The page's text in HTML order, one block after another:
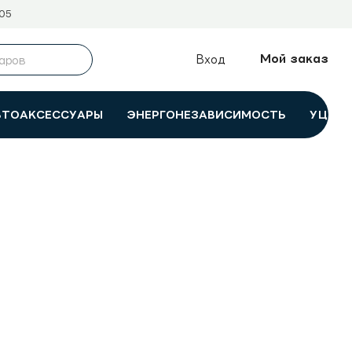
Вход Мой заказ
ЭНЕРГОНЕЗАВИСИМОСТЬ